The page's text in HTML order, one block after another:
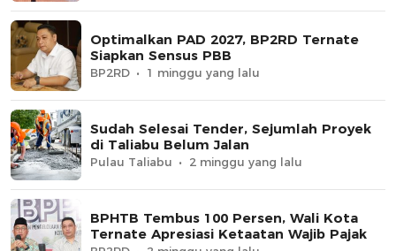
Optimalkan PAD 2027, BP2RD Ternate
Siapkan Sensus PBB
BP2RD 1 minggu yang lalu
Sudah Selesai Tender, Sejumlah Proyek
di Taliabu Belum Jalan
Pulau Taliabu 2 minggu yang lalu
BPHTB Tembus 100 Persen, Wali Kota
Ternate Apresiasi Ketaatan Wajib Pajak